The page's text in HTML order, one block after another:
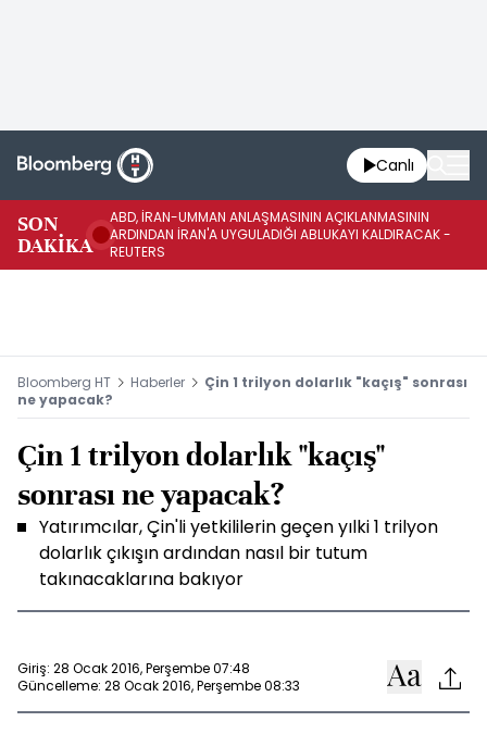
Canlı
SON
DAKİKA
ABD, İRAN-UMMAN ANLAŞMASININ AÇIKLANMASININ
ARDINDAN İRAN'A UYGULADIĞI ABLUKAYI KALDIRACAK -
REUTERS
Bloomberg HT Haberler
Çin 1 trilyon dolarlık "kaçış" sonrası
ne yapacak?
Çin 1 trilyon dolarlık "kaçış"
sonrası ne yapacak?
Yatırımcılar, Çin'li yetkililerin geçen yılki 1 trilyon
dolarlık çıkışın ardından nasıl bir tutum
takınacaklarına bakıyor
Giriş: 28 Ocak 2016, Perşembe 07:48
Güncelleme: 28 Ocak 2016, Perşembe 08:33